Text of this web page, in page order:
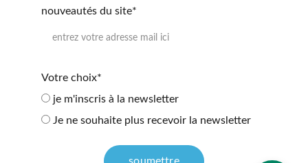
nouveautés du site*
Votre choix*
je m'inscris à la newsletter
Je ne souhaite plus recevoir la newsletter